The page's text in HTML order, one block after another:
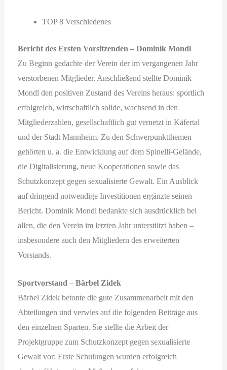
TOP 8 Verschiedenes
Bericht des Ersten Vorsitzenden – Dominik Mondl
Zu Beginn gedachte der Verein der im vergangenen Jahr
verstorbenen Mitglieder. Anschließend stellte Dominik
Mondl den positiven Zustand des Vereins heraus: sportlich
erfolgreich, wirtschaftlich solide, wachsend in den
Mitgliederzahlen, gesellschaftlich gut vernetzt in Käfertal
und der Stadt Mannheim. Zu den Schwerpunktthemen
gehörten u. a. die Entwicklung auf dem Spinelli-Gelände,
die Digitalisierung, neue Kooperationen sowie das
Schutzkonzept gegen sexualisierte Gewalt. Ein Ausblick
auf dringend notwendige Investitionen ergänzte seinen
Bericht. Dominik Mondl bedankte sich ausdrücklich bei
allen, die den Verein im letzten Jahr unterstützt haben –
insbesondere auch den Mitgliedern des erweiterten
Vorstands.
Sportvorstand – Bärbel Zidek
Bärbel Zidek betonte die gute Zusammenarbeit mit den
Abteilungen und verwies auf die folgenden Beiträge aus
den einzelnen Sparten. Sie stellte die Arbeit der
Projektgruppe zum Schutzkonzept gegen sexualisierte
Gewalt vor: Erste Schulungen wurden erfolgreich